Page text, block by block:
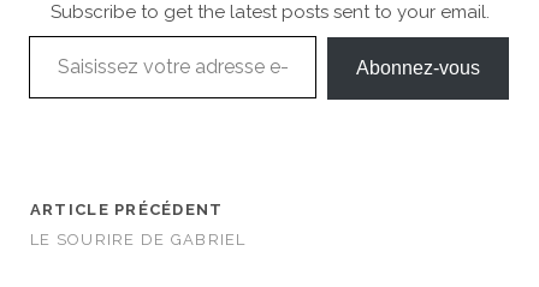
Subscribe to get the latest posts sent to your email.
Saisissez votre adresse e-mail…
Abonnez-vous
ARTICLE PRÉCÉDENT
LE SOURIRE DE GABRIEL